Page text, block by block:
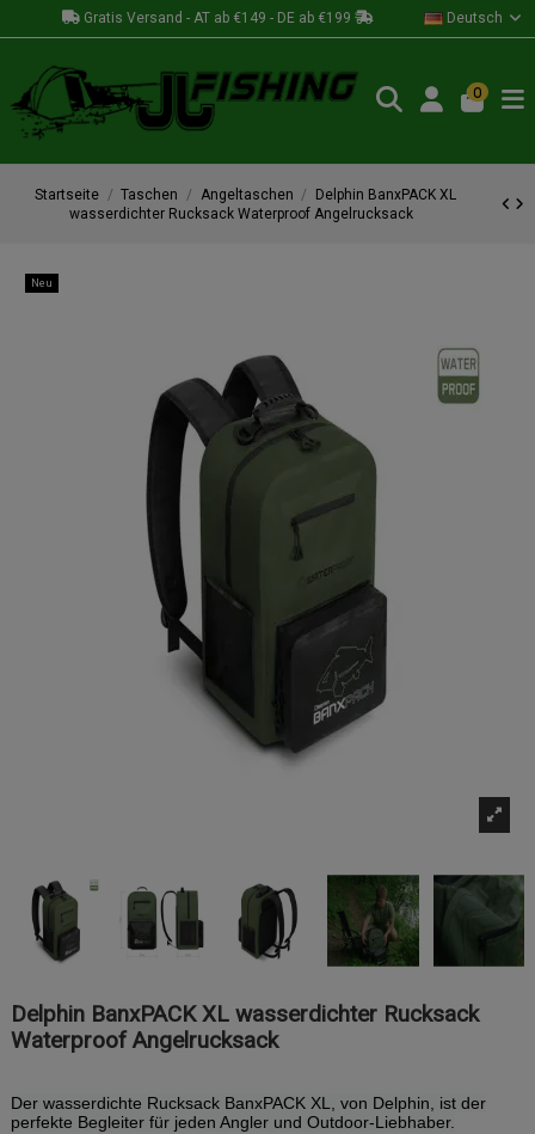
Gratis Versand - AT ab €149 - DE ab €199 Deutsch
0
Startseite Taschen Angeltaschen
Delphin BanxPACK XL
wasserdichter Rucksack Waterproof Angelrucksack
Neu
Delphin BanxPACK XL wasserdichter Rucksack
Waterproof Angelrucksack
Der wasserdichte Rucksack BanxPACK XL, von Delphin, ist der
perfekte Begleiter für jeden Angler und Outdoor-Liebhaber.